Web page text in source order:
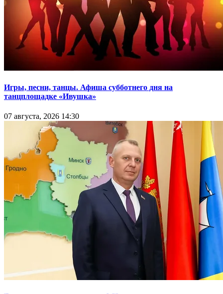
Игры, песни, танцы. Афиша субботнего дня на
танцплощадке «Ивушка»
07 августа, 2026 14:30